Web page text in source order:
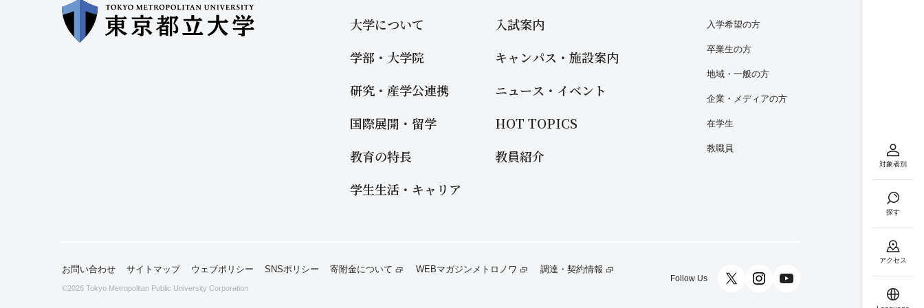
対象者別
探す
アクセス
大学について
学部・大学院
研究・産学公連携
国際展開・留学
教育の特長
学生生活・キャリア
入試案内
キャンパス・施設案内
ニュース・イベント
HOT TOPICS
教員紹介
入学希望の方
卒業生の方
地域・一般の方
企業・メディアの方
在学生
教職員
お問い合わせ サイトマップ ウェブポリシー SNSポリシー 寄附金について WEBマガジンメトロノワ 調達・契約情報
©2026 Tokyo Metropolitan Public University Corporation
Follow Us